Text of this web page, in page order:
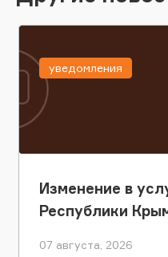
Изменение в
Республики
07 августа, 2026
уведомления